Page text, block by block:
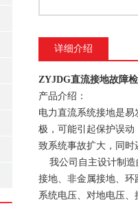
详细介绍
ZYJDG直流接地故障
产品介绍：
电力直流系统接地是
极，可能引起保护误
致系统事故扩大，同
我公司自主设计制造
接地、非金属接地、
系统电压、对地电压